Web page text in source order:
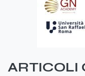
ARTICOLI